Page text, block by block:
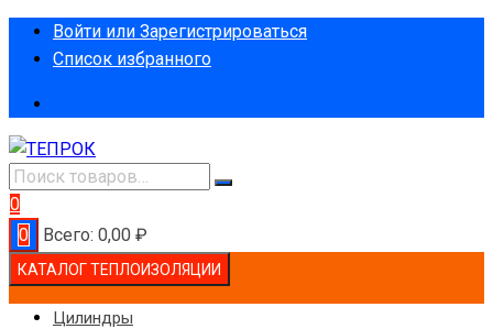
ПерейтиВойти или Зарегистрироваться
Список избранного
0
0
Всего: 0,00 ₽
КАТАЛОГ ТЕПЛОИЗОЛЯЦИИ
Цилиндры